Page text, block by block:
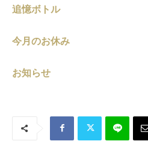
追憶ボトル
今月のお休み
お知らせ